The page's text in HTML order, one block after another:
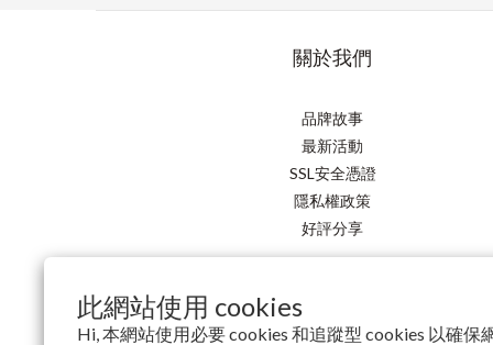
此網站使用 cookies
Hi, 本網站使用必要 cookies 和追蹤型 cookies 以確保
關於我們
品牌故事
最新活動
SSL安全憑證
隱私權政策
好評分享